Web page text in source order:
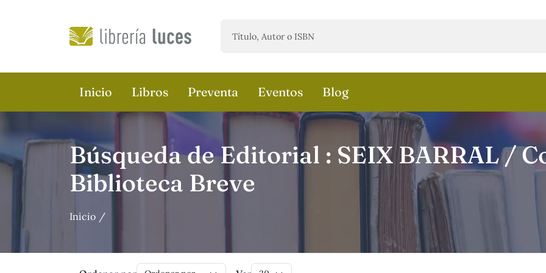
Inicio Libros Preventa Eventos Blog
Búsqueda de Editorial : SEIX BARRAL /
Biblioteca Breve
Inicio